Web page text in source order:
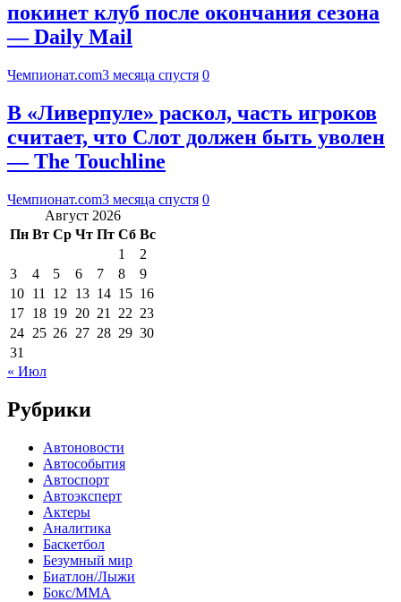
покинет клуб после окончания сезона
— Daily Mail
Чемпионат.com3 месяца спустя 0
В «Ливерпуле» раскол, часть игроков
считает, что Слот должен быть уволен
— The Touchline
Чемпионат.com3 месяца спустя 0
Август 2026
Пн Вт Ср Чт Пт Сб Вс
1
2
3
4 5 6 7 8
9
10 11 12 13 14 15 16
17 18 19 20 21 22 23
24 25 26 27 28 29 30
31
« Июл
Рубрики
Автоновости
Автособытия
Автоспорт
Автоэксперт
Актеры
Аналитика
Баскетбол
Безумный мир
Биатлон/Лыжи
Бокс/MMA